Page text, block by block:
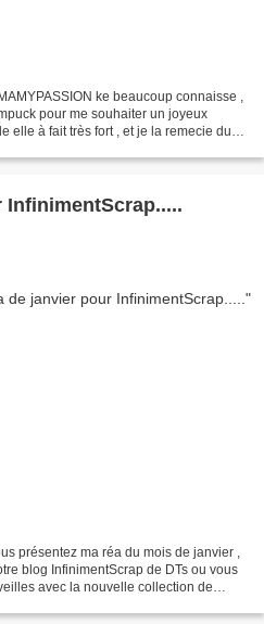
ke beaucoup connaisse ,
pour me souhaiter un joyeux
elle à fait très fort , et je la remecie du
InfinimentScrap.....
présentez ma réa du mois de janvier ,
blog InfinimentScrap de DTs ou vous
avec la nouvelle collection de